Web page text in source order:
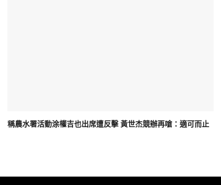
稱農水署活動涂權吉也出席遭反擊 黃世杰競辦再嗆：適可而止